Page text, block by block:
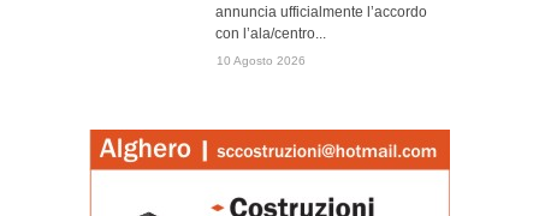
annuncia ufficialmente l’accordo
con l’ala/centro...
10 Agosto 2026